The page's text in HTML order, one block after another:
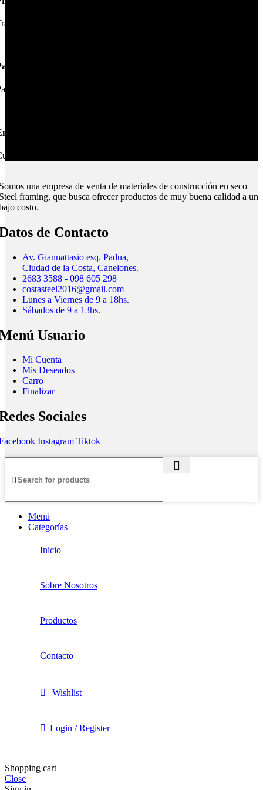
las mejores marcas.
Seguros.
online en nuestra web.
Montevideo e Interior.
todo el país.
una empresa de venta de materiales de construcción en seco
framing, que busca ofrecer productos de muy buena calidad a un
costo.
de Contacto
Av. Giannattasio esq. Padua,
Ciudad de la Costa, Canelones.
2683 3588 - 098 605 298
costasteel2016@gmail.com
Lunes a Viernes de 9 a 18hs.
Sábados de 9 a 13hs.
Usuario
Mi Cuenta
Mis Deseados
Carro
Finalizar
Sociales
Instagram Tiktok
Menú
Categorías
Inicio
Sobre Nosotros
Productos
Contacto
Wishlist
Login / Register
Shopping cart
Close